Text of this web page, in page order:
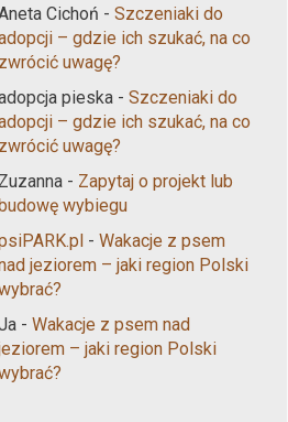
Cichoń - Szczeniaki do
– gdzie ich szukać, na co
zwrócić uwagę?
pieska - Szczeniaki do
– gdzie ich szukać, na co
zwrócić uwagę?
Zuzanna - Zapytaj o projekt lub
wybiegu
- Wakacje z psem
jeziorem – jaki region Polski
- Wakacje z psem nad
– jaki region Polski